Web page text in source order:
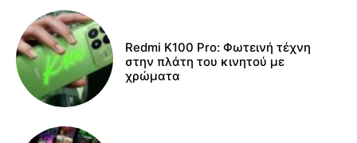
Redmi K100 Pro: Φωτεινή τέχνη
στην πλάτη του κινητού με
χρώματα